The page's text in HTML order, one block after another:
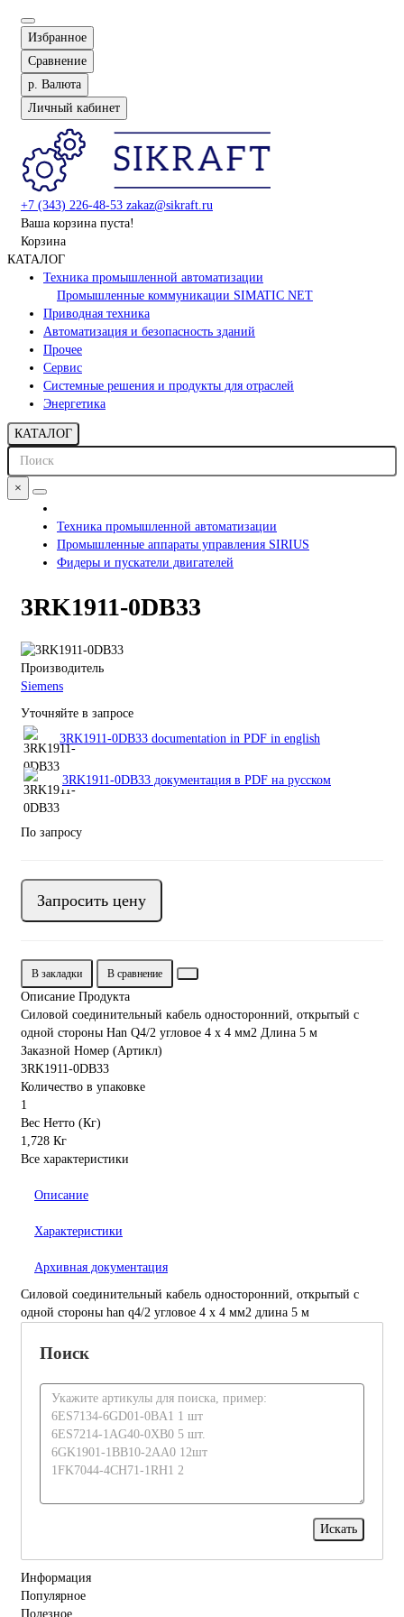
Избранное
Сравнение
р. Валюта
Личный кабинет
+7 (343) 226-48-53 zakaz@sikraft.ru
Ваша корзина пуста!
Корзина
КАТАЛОГ
Техника промышленной автоматизации
Промышленные коммуникации SIMATIC NET
Приводная техника
Автоматизация и безопасность зданий
Прочее
Сервис
Системные решения и продукты для отраслей
Энергетика
КАТАЛОГ
×
Техника промышленной автоматизации
Промышленные аппараты управления SIRIUS
Фидеры и пускатели двигателей
3RK1911-0DB33
Производитель
Siemens
Уточняйте в запросе
3RK1911-0DB33 documentation in PDF in english
3RK1911-0DB33 документация в PDF на русском
По запросу
Запросить цену
В закладки В сравнение
Описание Продукта
Силовой соединительный кабель односторонний, открытый с
одной стороны Han Q4/2 угловое 4 x 4 мм2 Длина 5 м
Заказной Номер (Артикл)
3RK1911-0DB33
Количество в упаковке
1
Вес Нетто (Кг)
1,728 Кг
Все характеристики
Описание
Характеристики
Архивная документация
Силовой соединительный кабель односторонний, открытый с
одной стороны han q4/2 угловое 4 x 4 мм2 длина 5 м
Поиск
Информация
Популярное
Полезное